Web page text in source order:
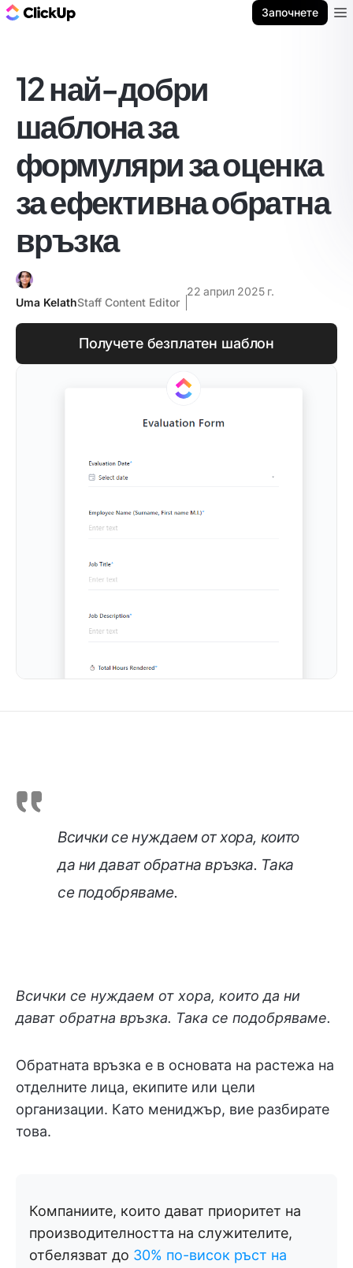
Започнете
12 най-добри
шаблона за
формуляри за оценка
за ефективна обратна
връзка
Uma KelathStaff Content Editor
22 април 2025 г.
Получете безплатен шаблон
Всички се нуждаем от хора, които
да ни дават обратна връзка. Така
се подобряваме.
Всички се нуждаем от хора, които да ни
дават обратна връзка. Така се подобряваме.
Обратната връзка е в основата на растежа на
отделните лица, екипите или цели
организации. Като мениджър, вие разбирате
това.
Компаниите, които дават приоритет на
производителността на служителите,
отбелязват до 30% по-висок ръст на